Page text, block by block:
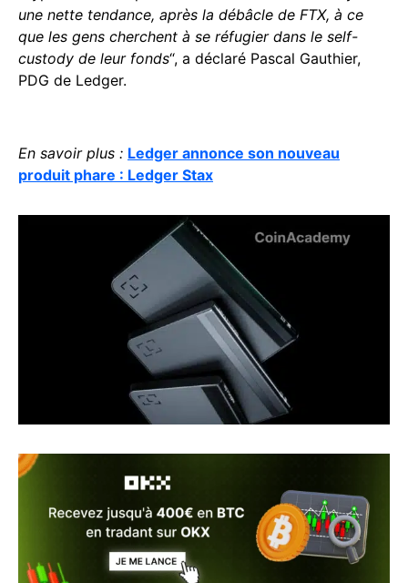
une nette tendance, après la débâcle de FTX, à ce
que les gens cherchent à se réfugier dans le self-
custody de leur fonds“, a déclaré Pascal Gauthier,
PDG de Ledger.
En savoir plus : Ledger annonce son nouveau
produit phare : Ledger Stax